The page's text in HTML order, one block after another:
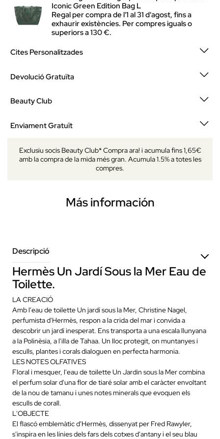
Iconic Green Edition Bag L
Regal per compra de l'1 al 31 d'agost, fins a
exhaurir existències. Per compres iguals o
superiors a 130 €.
Cites Personalitzades
Devolució Gratuïta
Beauty Club
Enviament Gratuït
Exclusiu socis Beauty Club* Compra ara! i acumula fins 1,65€
amb la compra de la mida més gran. Acumula 1.5% a totes les
compres.
Más información
Descripció
Hermès Un Jardí Sous la Mer Eau de
Toilette.
LA CREACIÓ
Amb l'eau de toilette Un jardí sous la Mer, Christine Nagel,
perfumista d'Hermès, respon a la crida del mar i convida a
descobrir un jardí inesperat. Ens transporta a una escala llunyana
a la Polinèsia, a l'illa de Tahaa. Un lloc protegit, on muntanyes i
esculls, plantes i corals dialoguen en perfecta harmonia.
LES NOTES OLFATIVES
Floral i mesquer, l'eau de toilette Un Jardin sous la Mer combina
el perfum solar d'una flor de tiaré solar amb el caràcter envoltant
de la nou de tamanu i unes notes minerals que evoquen els
esculls de corall.
L'OBJECTE
El flascó emblemàtic d'Hermès, dissenyat per Fred Rawyler,
s'inspira en les línies dels fars dels cotxes d'antany i el seu blau